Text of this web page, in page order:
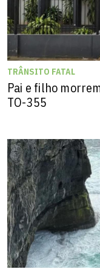
TRÂNSITO FATAL
Pai e filho
TO-355